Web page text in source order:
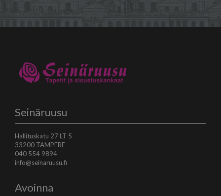
Seinäruusu
Hallituskatu 27 LT 5
33200 TAMPERE
040 554 9894
info@seinaruusu.fi
Avoinna